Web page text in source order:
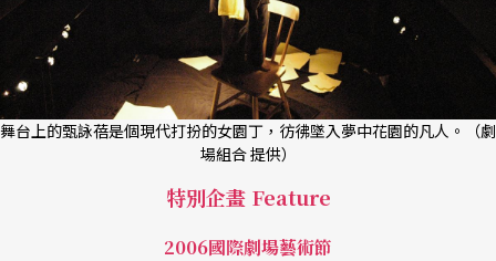
舞台上的甄詠蓓是個現代打扮的女園丁，彷彿墜入夢中花園的凡人。（劇
場組合 提供）
特別企畫 Feature
2006國際劇場藝術節